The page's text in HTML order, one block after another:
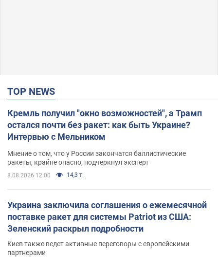
TOP NEWS
Кремль получил "окно возможностей", а Трамп
остался почти без ракет: как быть Украине?
Интервью с Мельником
Мнение о том, что у России закончатся баллистические
ракеты, крайне опасно, подчеркнул эксперт
8.08.2026 12:00 14,3 т.
Украина заключила соглашения о ежемесячной
поставке ракет для системы Patriot из США:
Зеленский раскрыл подробности
Киев также ведет активные переговоры с европейскими
партнерами